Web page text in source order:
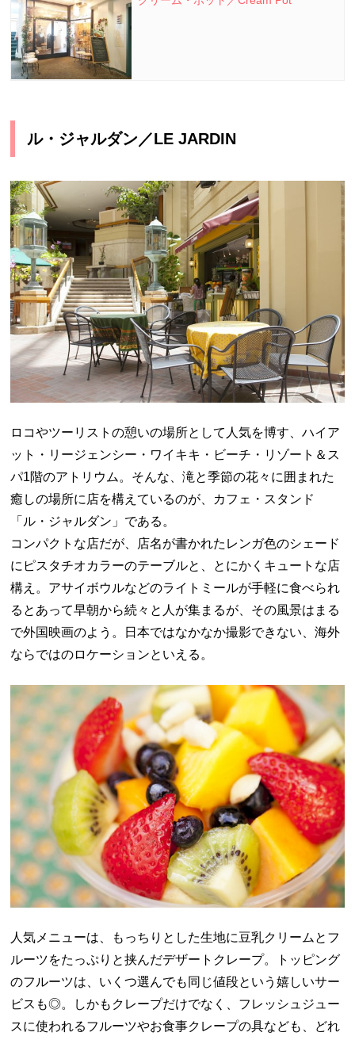
ル・ジャルダン／LE JARDIN
ロコやツーリストの憩いの場所として人気を博す、ハイア
ット・リージェンシー・ワイキキ・ビーチ・リゾート＆ス
パ1階のアトリウム。そんな、滝と季節の花々に囲まれた
癒しの場所に店を構えているのが、カフェ・スタンド
「ル・ジャルダン」である。
コンパクトな店だが、店名が書かれたレンガ色のシェード
にピスタチオカラーのテーブルと、とにかくキュートな店
構え。アサイボウルなどのライトミールが手軽に食べられ
るとあって早朝から続々と人が集まるが、その風景はまる
で外国映画のよう。日本ではなかなか撮影できない、海外
ならではのロケーションといえる。
人気メニューは、もっちりとした生地に豆乳クリームとフ
ルーツをたっぷりと挟んだデザートクレープ。トッピング
のフルーツは、いくつ選んでも同じ値段という嬉しいサー
ビスも◎。しかもクレープだけでなく、フレッシュジュー
スに使われるフルーツやお食事クレープの具なども、どれ